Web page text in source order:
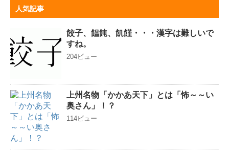
人気記事
餃子、饂飩、飢饉・・・漢字は難しいで
すね。
204ビュー
上州名物「かかあ天下」とは「怖～～い
奥さん」！？
114ビュー